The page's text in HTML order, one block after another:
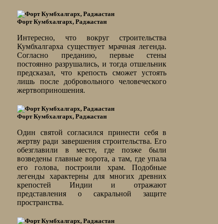
Форт Кумбхалгарх, Раджастан
Интересно, что вокруг строительства
Кумбхалгарха существует мрачная легенда.
Согласно преданию, первые стены
постоянно разрушались, и тогда отшельник
предсказал, что крепость сможет устоять
лишь после добровольного человеческого
жертвоприношения.
Форт Кумбхалгарх, Раджастан
Один святой согласился принести себя в
жертву ради завершения строительства. Его
обезглавили в месте, где позже были
возведены главные ворота, а там, где упала
его голова, построили храм. Подобные
легенды характерны для многих древних
крепостей Индии и отражают
представления о сакральной защите
пространства.